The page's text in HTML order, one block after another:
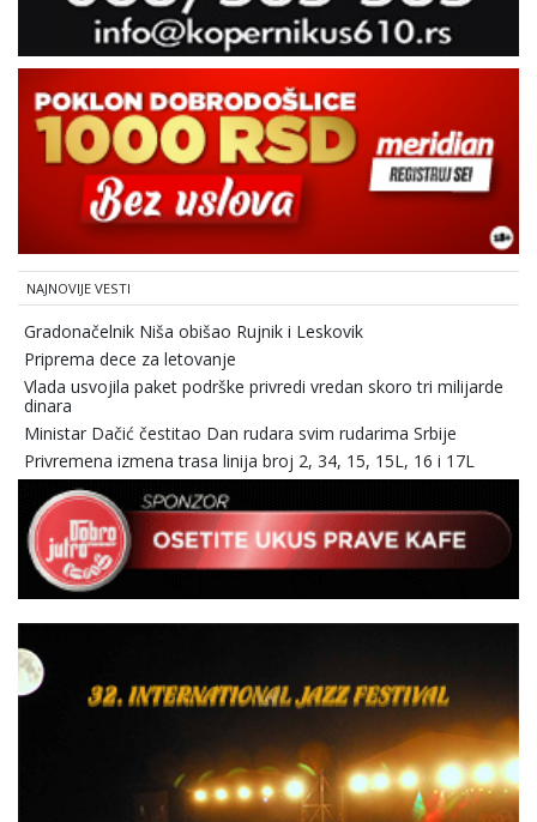
NAJNOVIJE VESTI
Gradonačelnik Niša obišao Rujnik i Leskovik
Priprema dece za letovanje
Vlada usvojila paket podrške privredi vredan skoro tri milijarde
dinara
Ministar Dačić čestitao Dan rudara svim rudarima Srbije
Privremena izmena trasa linija broj 2, 34, 15, 15L, 16 i 17L